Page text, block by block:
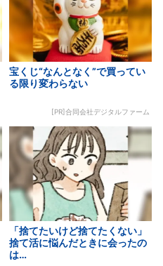
宝くじ“なんとなく”で買ってい
る限り変わらない
[PR]合同会社デジタルファーム
「捨てたいけど捨てたくない」
捨て活に悩んだときに会ったの
は…